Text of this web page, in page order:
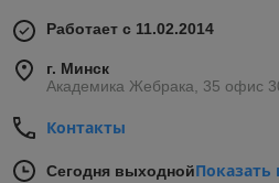
Работает с 11.02.2014
г. Минск
Академика Жебрака, 35 офис
Контакты
Сегодня выходнойПоказать